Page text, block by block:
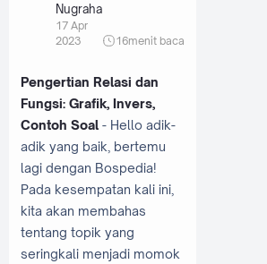
Nugraha
17 Apr
2023
16menit baca
Pengertian Relasi dan
Fungsi: Grafik, Invers,
Contoh Soal - Hello adik-
adik yang baik, bertemu
lagi dengan Bospedia!
Pada kesempatan kali ini,
kita akan membahas
tentang topik yang
seringkali menjadi momok